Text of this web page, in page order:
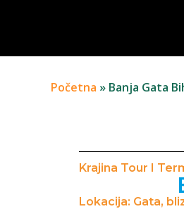
Početna » Banja Gata
Krajina Tour I
Lokacija: Gata,